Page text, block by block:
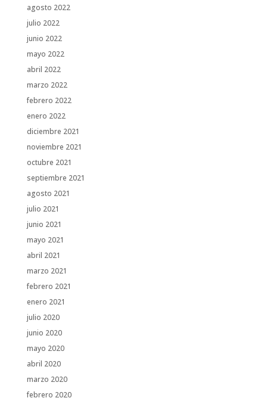
agosto 2022
julio 2022
junio 2022
mayo 2022
abril 2022
marzo 2022
febrero 2022
enero 2022
diciembre 2021
noviembre 2021
octubre 2021
septiembre 2021
agosto 2021
julio 2021
junio 2021
mayo 2021
abril 2021
marzo 2021
febrero 2021
enero 2021
julio 2020
junio 2020
mayo 2020
abril 2020
marzo 2020
febrero 2020